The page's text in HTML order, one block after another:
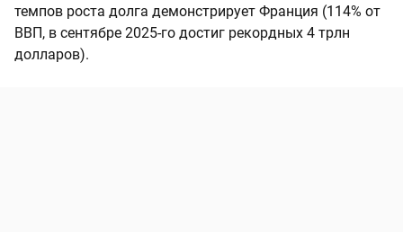
темпов роста долга демонстрирует Франция (114% от
ВВП, в сентябре 2025-го достиг рекордных 4 трлн
долларов).